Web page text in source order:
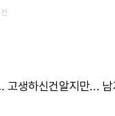
고생하신건알지만...